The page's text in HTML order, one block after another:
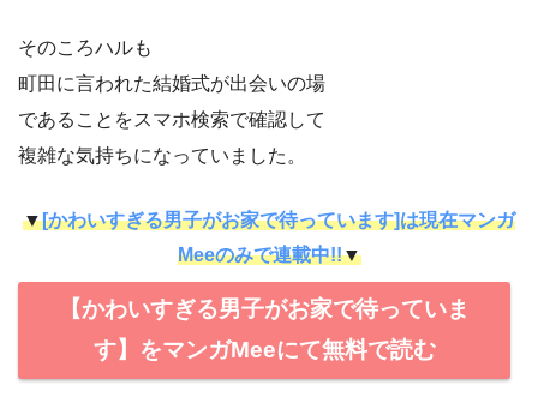
そのころハルも
町田に言われた結婚式が出会いの場
であることをスマホ検索で確認して
複雑な気持ちになっていました。
▼[かわいすぎる男子がお家で待っています]は現在マンガ
Meeのみで連載中!!▼
【かわいすぎる男子がお家で待っていま
す】をマンガMeeにて無料で読む